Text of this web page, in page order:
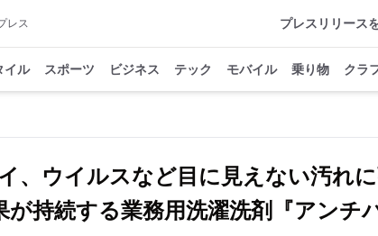
レス プレスリリース
イル スポーツ ビジネス テック モバイル 乗り物 クラ
、ウイルスなど目に見えない汚れに
が持続する業務用洗濯洗剤『アンチ